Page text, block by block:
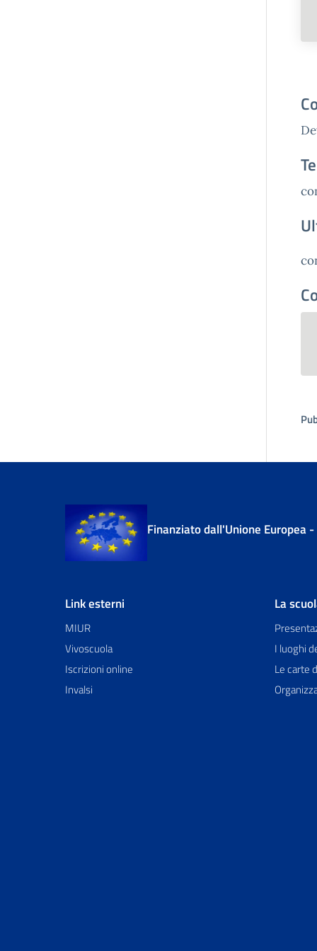
Finanziato dall'Unione Europea
Link esterni
MIUR
Vivoscuola
Iscrizioni online
Invalsi
La
I luoghi
Le carte